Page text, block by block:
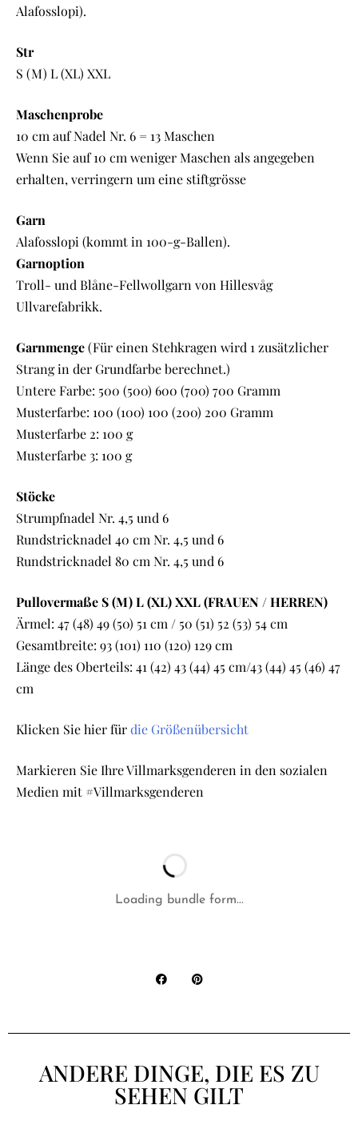
Alafosslopi).
Str
S (M) L (XL) XXL
Maschenprobe
10 cm auf Nadel Nr. 6 = 13 Maschen
Wenn Sie auf 10 cm weniger Maschen als angegeben
erhalten, verringern um eine stiftgrösse
Garn
Alafosslopi (kommt in 100-g-Ballen).
Garnoption
Troll- und Blåne-Fellwollgarn von Hillesvåg
Ullvarefabrikk.
Garnmenge(Für einen Stehkragen wird 1 zusätzlicher
Strang in der Grundfarbe berechnet.)
Untere Farbe: 500 (500) 600 (700) 700 Gramm
Musterfarbe: 100 (100) 100 (200) 200 Gramm
Musterfarbe 2: 100 g
Musterfarbe 3: 100 g
Stöcke
Strumpfnadel Nr. 4,5 und 6
Rundstricknadel 40 cm Nr. 4,5 und 6
Rundstricknadel 80 cm Nr. 4,5 und 6
Pullovermaße S (M) L (XL) XXL (FRAUEN / HERREN)
Ärmel: 47 (48) 49 (50) 51 cm / 50 (51) 52 (53) 54 cm
Gesamtbreite: 93 (101) 110 (120) 129 cm
Länge des Oberteils: 41 (42) 43 (44) 45 cm/43 (44) 45 (46) 47
cm
Klicken Sie hier fürdie Größenübersicht
Markieren Sie Ihre Villmarksgenderen in den sozialen
Medien mit #Villmarksgenderen
Loading bundle form...
ANDERE DINGE, DIE ES ZU
SEHEN GILT